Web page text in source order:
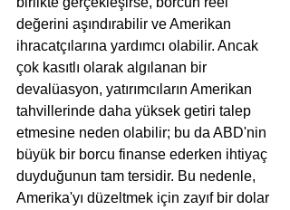
değerini aşındırabilir ve Amerikan
ihracatçılarına yardımcı olabilir. Ancak
çok kasıtlı olarak algılanan bir
devalüasyon, yatırımcıların Amerikan
tahvillerinde daha yüksek getiri talep
etmesine neden olabilir; bu da ABD'nin
büyük bir borcu finanse ederken ihtiyaç
duyduğunun tam tersidir. Bu nedenle,
Amerika'yı düzeltmek için zayıf bir dolar